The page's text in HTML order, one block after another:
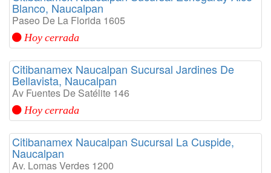
Blanco, Naucalpan
Paseo De La Florida 1605
Hoy cerrada
Citibanamex Naucalpan Sucursal Jardines De
Bellavista, Naucalpan
Av Fuentes De Satélite 146
Hoy cerrada
Citibanamex Naucalpan Sucursal La Cuspide,
Naucalpan
Av. Lomas Verdes 1200